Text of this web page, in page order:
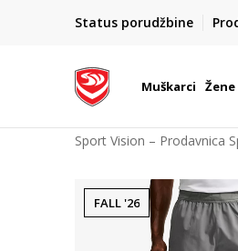
Status porudžbinePOZOVITE
Muškarci Žene
Sport Vision – Prodavnica
FALL '26